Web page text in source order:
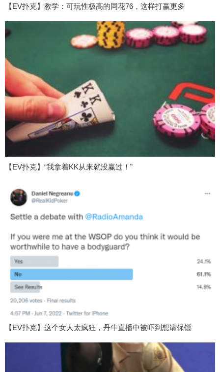
【EV扑克】教学：可玩性极高的同花76，这样打赢更多
【EV扑克】“我拿着KK从来就没赢过！”
【EV扑克】这个女人太疯狂，丹牛直播中被吓到想请保镖